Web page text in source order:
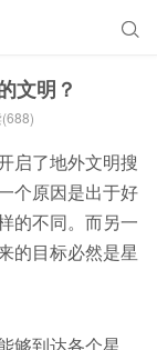

文明？
启了地外文明搜
个原因是出于好
的不同。而另一
的目标必然是星
够到达各个星